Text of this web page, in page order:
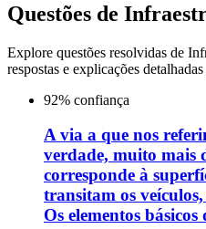
Questões de
Explore questões resolvidas de
respostas e explicações
92% confiança
A via a que nos
verdade, muito mais
corresponde à
transitam os veículos,
Os elementos